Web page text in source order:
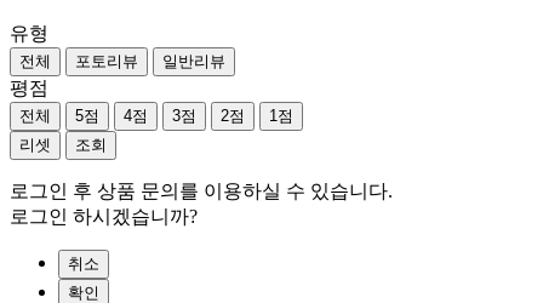
유형
전체 포토리뷰 일반리뷰
평점
전체 5점 4점 3점 2점
1점
리셋
조회
로그인 후 상품 문의를 이용하실 수 있습니다.
로그인 하시겠습니까?
취소
확인